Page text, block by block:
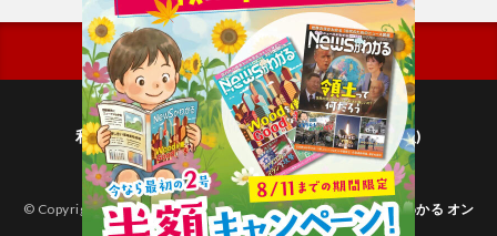
利用規約
プライバシーポリシー(毎日新聞出版)
個人情報について(毎日新聞社)
© Copyright 2026子どものためのニュース雑誌「ニュースがわかる オン
ライン」.